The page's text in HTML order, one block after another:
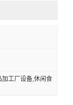
工厂设备,休闲食